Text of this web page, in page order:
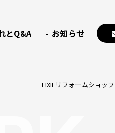
とQ&A お知らせ
LIXILリフォームショップ